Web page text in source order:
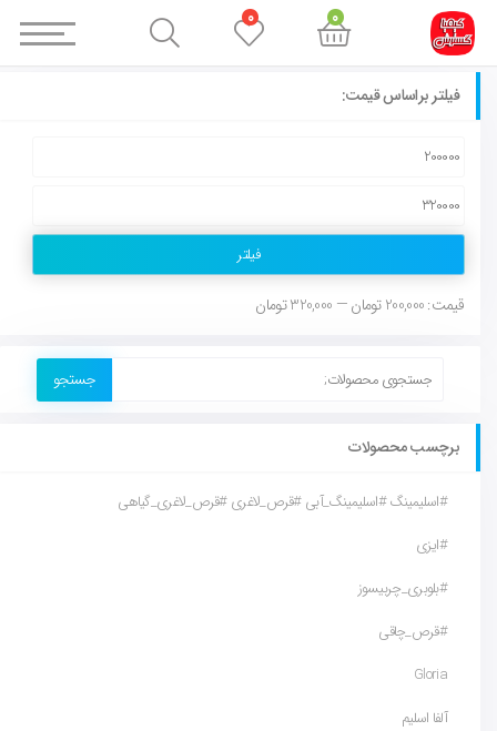
فیلتر براساس قیمت:
فیلتر
قیمت:200,000 تومان — 320,000 تومان
جستجو
برچسب محصولات
#اسلیمینگ #اسلیمینگ_آبی #قرص_لاغری #قرص_لاغری_گیاهی
#ایزی
#بلوبری_چربیسوز
#قرص_چاقی
Gloria
آلفا اسلیم
0
0